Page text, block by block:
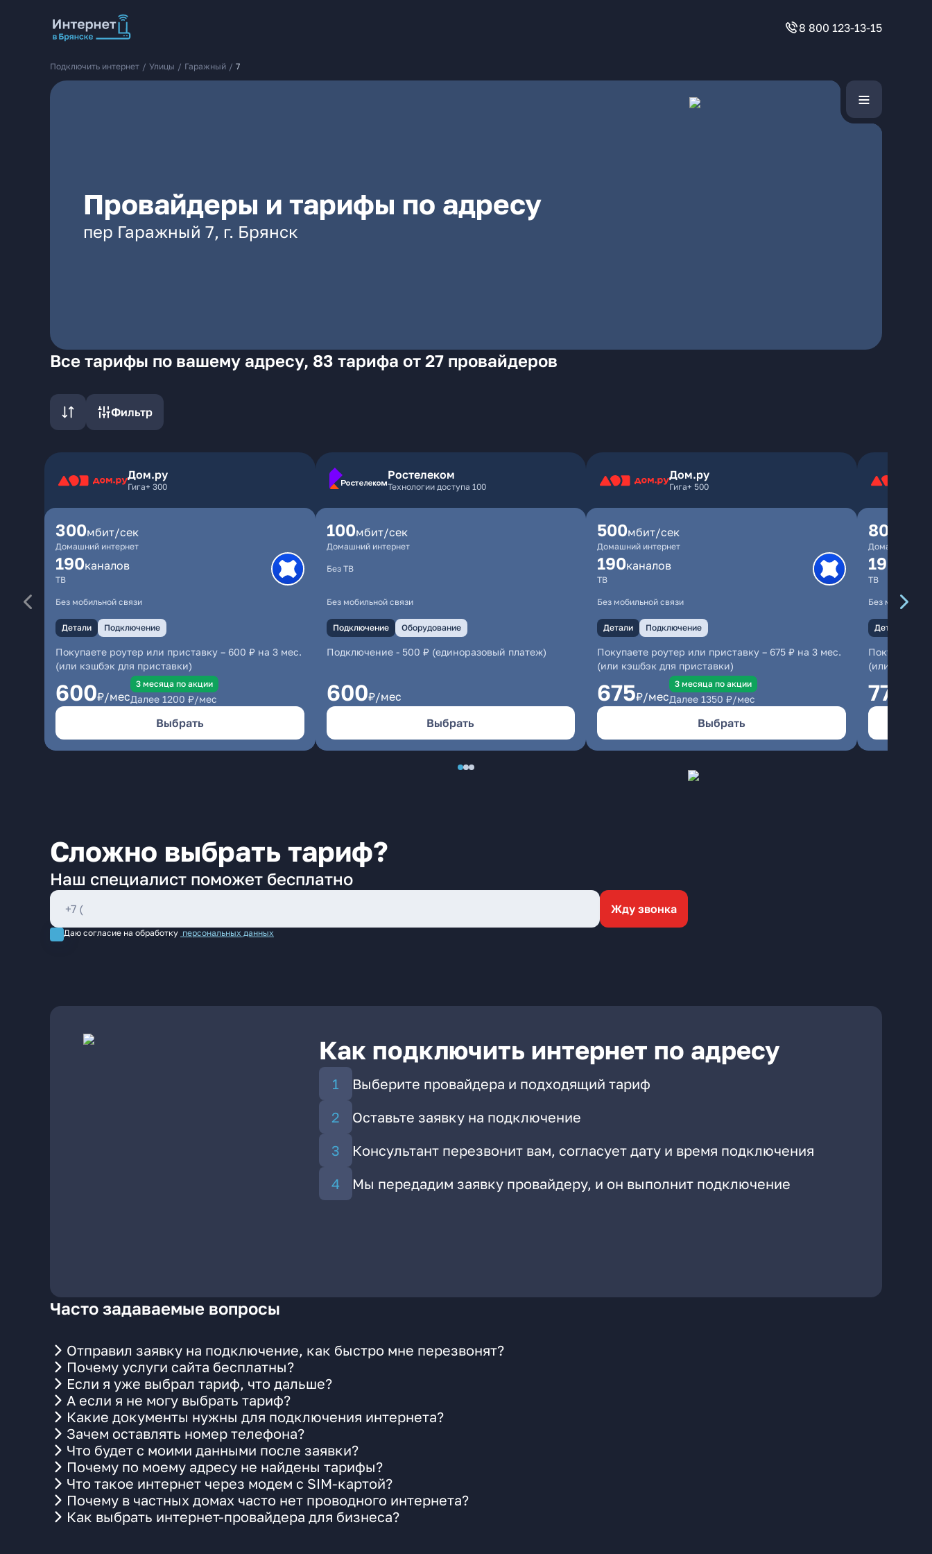
8 800 123-13-15
Подключить интернет / Улицы / Гаражный / 7
Провайдеры и тарифы по адресу
пер Гаражный 7, г. Брянск
Все тарифы по вашему адресу, 83 тарифа от 27 провайдеров
Фильтр
Дом.ру
Гига+ 300
300мбит/сек
Домашний интернет
190каналов
ТВ
Без мобильной связи
Детали Подключение
Покупаете роутер или приставку – 600 ₽ на 3 мес.
(или кэшбэк для приставки)
600₽/мес
3 месяцa по акции
Далее 1200 ₽/мес
Выбрать
Ростелеком
Технологии доступа 100
100мбит/сек
Домашний интернет
Без ТВ
Без мобильной связи
Подключение Оборудование
Подключение- 500 ₽ (единоразовый платеж)
600₽/мес
Выбрать
Дом.ру
Гига+ 500
500мбит/сек
Домашний интернет
190каналов
ТВ
Без мобильной связи
Детали Подключение
Покупаете роутер или приставку – 675 ₽ на 3 мес.
(или кэшбэк для приставки)
675₽/мес
3 месяцa по акции
Далее 1350 ₽/мес
Выбрать
800
Домашний
190
ТВ
Без мобильной
Детали
Покупаете
(или кэшбэк
775
Сложно выбрать тариф?
Наш специалист поможет бесплатно
Жду звонка
Даю согласие на обработку персональных данных
Как подключить интернет по адресу
Выберите провайдера и подходящий тариф
Оставьте заявку на подключение
Консультант перезвонит вам, согласует дату и время подключения
Мы передадим заявку провайдеру, и он выполнит подключение
Часто задаваемые вопросы
Отправил заявку на подключение, как быстро мне перезвонят?
Почему услуги сайта бесплатны?
Если я уже выбрал тариф, что дальше?
А если я не могу выбрать тариф?
Какие документы нужны для подключения интернета?
Зачем оставлять номер телефона?
Что будет с моими данными после заявки?
Почему по моему адресу не найдены тарифы?
Что такое интернет через модем с SIM-картой?
Почему в частных домах часто нет проводного интернета?
Как выбрать интернет-провайдера для бизнеса?